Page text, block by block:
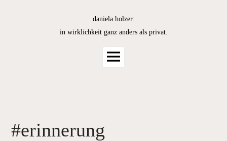
daniela holzer:
in wirklichkeit ganz anders als privat.
Main
#erinnerung